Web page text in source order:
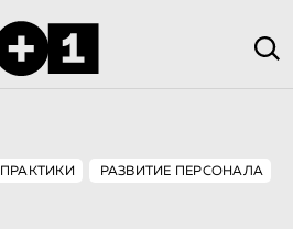
РАЗВИТИЕ ПЕРСОНАЛА